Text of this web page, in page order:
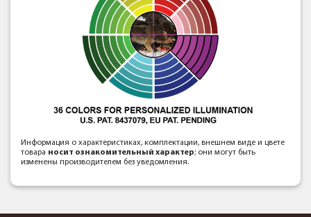
Информация о характеристиках, комплектации, внешнем виде и цвете
товара носит ознакомительный характер; они могут быть
изменены производителем без уведомления.